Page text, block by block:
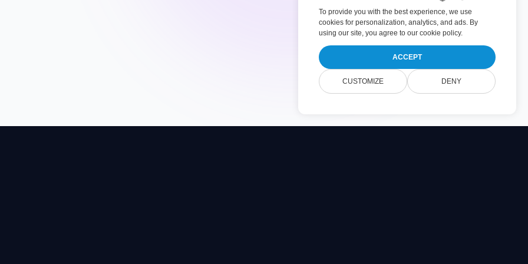
To provide you with the best experience, we use
cookies for personalization, analytics, and ads. By
using our site, you agree to our cookie policy.
ACCEPT
CUSTOMIZE DENY